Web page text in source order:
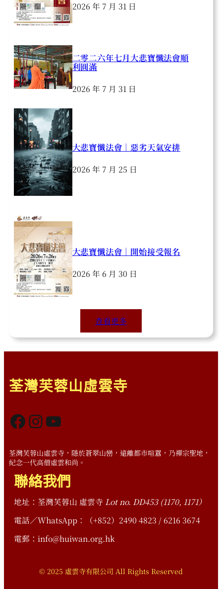
2026 年 7 月 31 日
二零二六年七月大悲寶懺法會順
利圓滿
2026 年 7 月 31 日
大悲寶懺法會｜惡劣天氣安排
2026 年 7 月 25 日
大悲寶懺法會｜開始接受報名
2026 年 6 月 30 日
查看更多
荃灣芙蓉山虛雲寺
Facebook InstagramYouTube
荃灣芙蓉山虛雲寺，隱於蒼翠山巒，遠離都市喧囂，乃禪宗聖地，
紀念一代高僧虛雲和尚。
聯絡我們
地址：荃灣芙蓉山 虛雲寺 Lot no. DD453 (1170, 1171）
電話／WhatsApp：（+852）2490 4823 / 6216 3674
電郵：info@huiwan.org.hk
© 2025 虛雲寺有限公司 All Rights Reserved